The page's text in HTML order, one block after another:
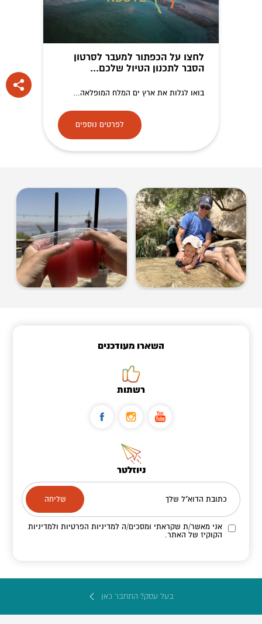
לחצו על הכפתור למעבר לסרטון
הסבר לתכנון הטיול שלכם...
בואו לגלות את ארץ ים המלח המופלאה...
לפרטים נוספים
השארו מעודכנים
רשתות
ניוזלטר
כתובת הדוא"ל שלך
אני מאשר/ת שקראתי ומסכים/הלמדיניות הפרטיות ולמדיניות
הקוקיז של האתר.
בעל עסק? התחבר כאן